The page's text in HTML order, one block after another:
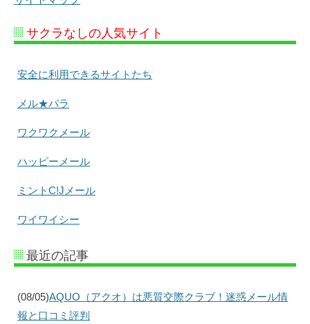
サクラなしの人気サイト
安全に利用できるサイトたち
メル★パラ
ワクワクメール
ハッピーメール
ミントC!Jメール
ワイワイシー
最近の記事
(08/05)AQUO（アクオ）は悪質交際クラブ！迷惑メール情
報と口コミ評判